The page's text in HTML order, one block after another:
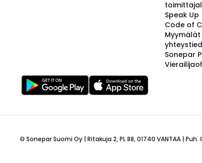
Speak Up
Code of
Myymälät
Sonepar
© Sonepar Suomi Oy | Ritakuja 2, PL 88, 01740 VANTAA | Puh.